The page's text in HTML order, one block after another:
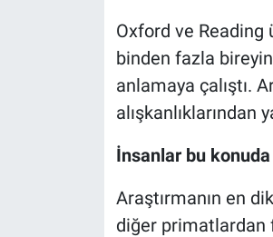
Oxford ve Reading
binden fazla
anlamaya çalıştı.
İnsanlar bu
Araştırmanın en
diğer primatlardan